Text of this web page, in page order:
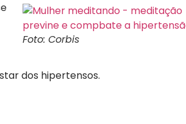
Foto: Corbis
dos hipertensos.